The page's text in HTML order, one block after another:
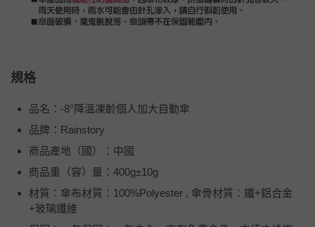
規格
品名：-8°降溫凍齡個人加大自動傘
品牌：Rainstory
商品產地（國）：中國
商品重（容）量：400g±10g
材質：傘布材質：100%Polyester , 傘骨材質：鐵+鋁合金
+玻璃纖維